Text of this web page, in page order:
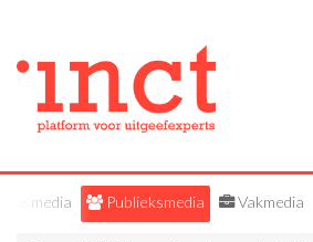
Alle media Publieksmedia Vakmedia